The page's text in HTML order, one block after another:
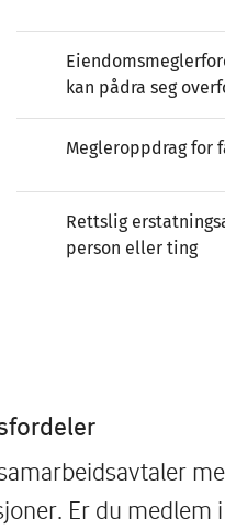
kan pådra seg
Megleroppdrag for
Rettslig
person eller ting
Er du medlem